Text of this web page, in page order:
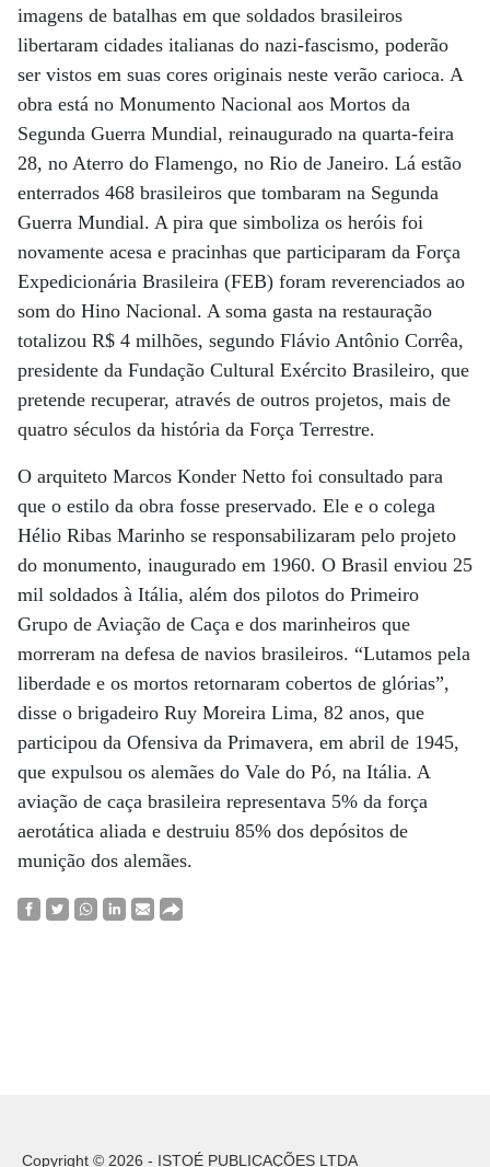
imagens de batalhas em que soldados brasileiros
libertaram cidades italianas do nazi-fascismo, poderão
ser vistos em suas cores originais neste verão carioca. A
obra está no Monumento Nacional aos Mortos da
Segunda Guerra Mundial, reinaugurado na quarta-feira
28, no Aterro do Flamengo, no Rio de Janeiro. Lá estão
enterrados 468 brasileiros que tombaram na Segunda
Guerra Mundial. A pira que simboliza os heróis foi
novamente acesa e pracinhas que participaram da Força
Expedicionária Brasileira (FEB) foram reverenciados ao
som do Hino Nacional. A soma gasta na restauração
totalizou R$ 4 milhões, segundo Flávio Antônio Corrêa,
presidente da Fundação Cultural Exército Brasileiro, que
pretende recuperar, através de outros projetos, mais de
quatro séculos da história da Força Terrestre.
O arquiteto Marcos Konder Netto foi consultado para
que o estilo da obra fosse preservado. Ele e o colega
Hélio Ribas Marinho se responsabilizaram pelo projeto
do monumento, inaugurado em 1960. O Brasil enviou 25
mil soldados à Itália, além dos pilotos do Primeiro
Grupo de Aviação de Caça e dos marinheiros que
morreram na defesa de navios brasileiros. “Lutamos pela
liberdade e os mortos retornaram cobertos de glórias”,
disse o brigadeiro Ruy Moreira Lima, 82 anos, que
participou da Ofensiva da Primavera, em abril de 1945,
que expulsou os alemães do Vale do Pó, na Itália. A
aviação de caça brasileira representava 5% da força
aerotática aliada e destruiu 85% dos depósitos de
munição dos alemães.
Copyright © 2026 - ISTOÉ PUBLICAÇÕES LTDA